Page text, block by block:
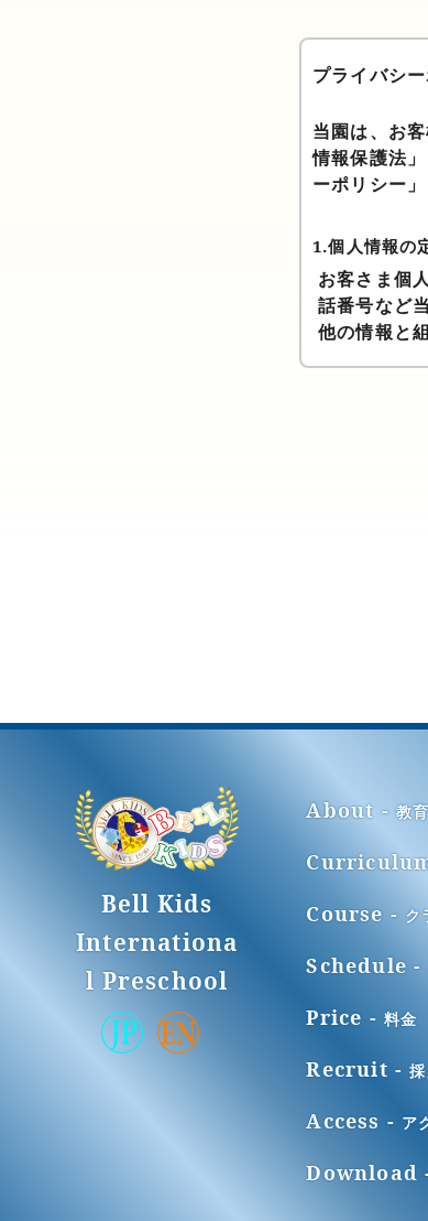
プライバシ
当園は、お
情報保護法
ーポリシー
1.個人情報の
お客さま個
話番号など
他の情報と
当園は、お
（1） 当園
（3） 当園
（4） 当園
3. 個人情報
当園は、
とがあり、
当園は、
的の達成に
但し、次の
（1） 法令
（2） 人の
が困難である
（3） 公衆
の同意を得
（4） 国の
に対して協
Bell Kids
Internationa
l Preschool
About - 教
Course - ク
Schedule -
Price - 料金
Recruit -
Access - ア
Download